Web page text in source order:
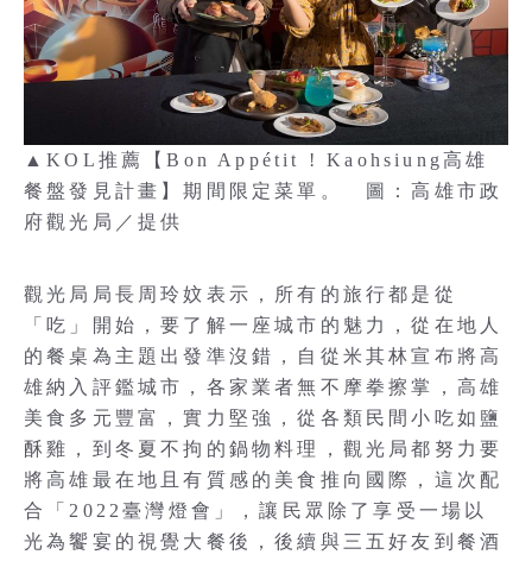
▲KOL推薦【Bon Appétit ! Kaohsiung高雄
餐盤發見計畫】期間限定菜單。 圖：高雄市政
府觀光局／提供
觀光局局長周玲妏表示，所有的旅行都是從
「吃」開始，要了解一座城市的魅力，從在地人
的餐桌為主題出發準沒錯，自從米其林宣布將高
雄納入評鑑城市，各家業者無不摩拳擦掌，高雄
美食多元豐富，實力堅強，從各類民間小吃如鹽
酥雞，到冬夏不拘的鍋物料理，觀光局都努力要
將高雄最在地且有質感的美食推向國際，這次配
合「2022臺灣燈會」，讓民眾除了享受一場以
光為饗宴的視覺大餐後，後續與三五好友到餐酒